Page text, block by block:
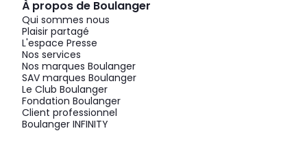
À propos de Boulanger
Qui sommes nous
Plaisir partagé
L'espace Presse
Nos services
Nos marques Boulanger
SAV marques Boulanger
Le Club Boulanger
Fondation Boulanger
Client professionnel
Boulanger INFINITY